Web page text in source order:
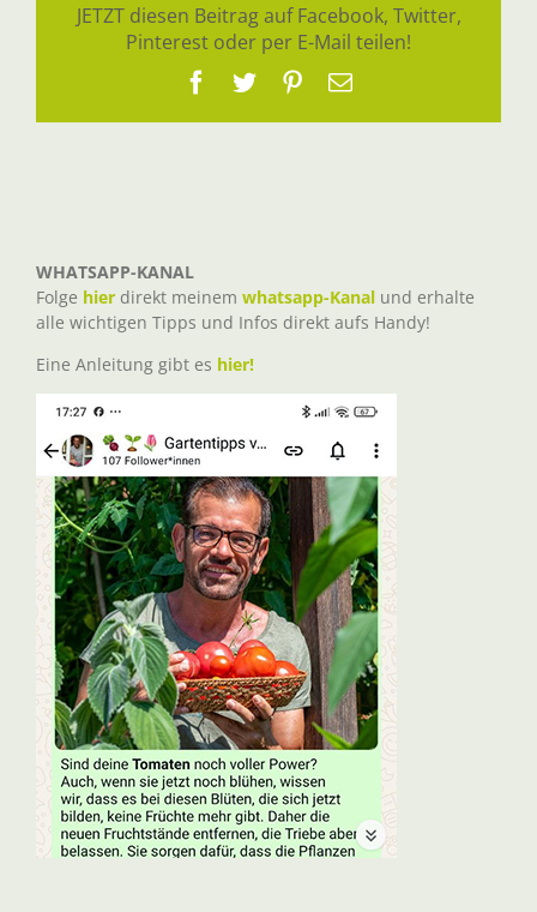
JETZT diesen Beitrag auf Facebook, Twitter,
Pinterest oder per E-Mail teilen!
Facebook
TwitterPinterest
E-
WHATSAPP-KANAL
Folge hier direkt meinem whatsapp-Kanal und erhalte
alle wichtigen Tipps und Infos direkt aufs Handy!
Eine Anleitung gibt es hier!